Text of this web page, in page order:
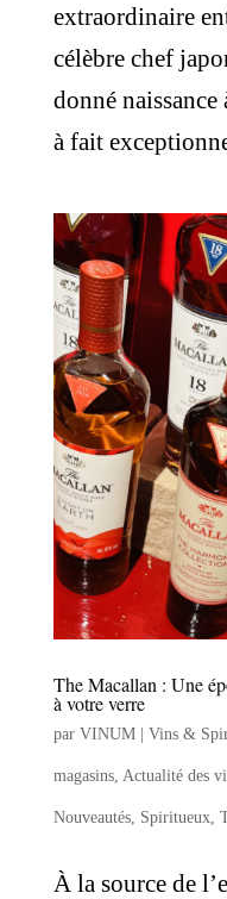
extraordinaire
célèbre chef
donné
à fait
The Macallan : Une
à votre verre
par VINUM | Vins &
magasins, Actualité des
Nouveautés, Spiritueux,
À la source de